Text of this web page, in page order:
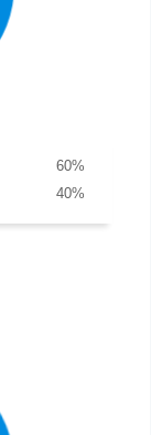
%
60
%
40